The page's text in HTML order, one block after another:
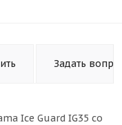
Задать
Ice Guard IG35 со